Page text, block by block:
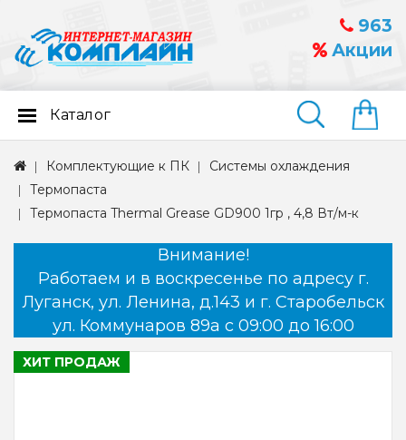
963
Акции
Найти
Каталог
Комплектующие к ПК
Системы охлаждения
Термопаста
Термопаста Thermal Grease GD900 1гр , 4,8 Вт/м-к
Внимание!
Работаем и в воскресенье по адресу г.
Луганск, ул. Ленина, д.143 и г. Старобельск
ул. Коммунаров 89а с 09:00 до 16:00
ХИТ ПРОДАЖ